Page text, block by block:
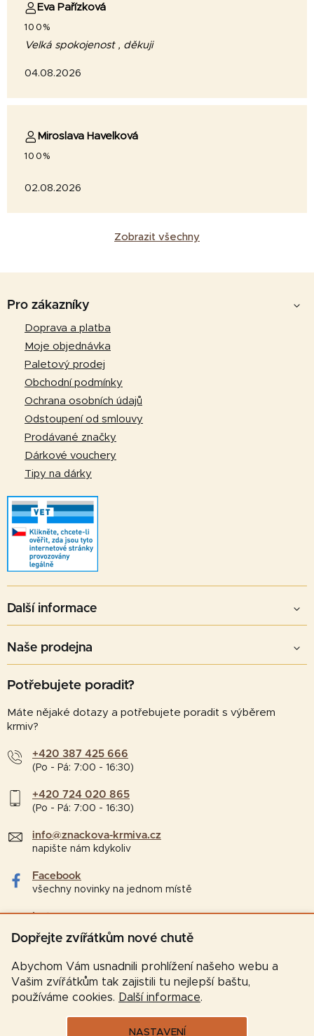
Dopřejte zvířátkům nové chutě
Abychom Vám usnadnili prohlížení našeho webu a
Vašim zvířátkům tak zajistili tu nejlepší baštu,
používáme cookies. Další informace.
NASTAVENÍ
Eva Pařízková
100%
Velká spokojenost , děkuji
04.08.2026
Miroslava Havelková
100%
02.08.2026
Zobrazit všechny
Pro zákazníky
Doprava a platba
Moje objednávka
Paletový prodej
Obchodní podmínky
Ochrana osobních údajů
Odstoupení od smlouvy
Prodávané značky
Dárkové vouchery
Tipy na dárky
Další informace
Naše prodejna
Potřebujete poradit?
Máte nějaké dotazy a potřebujete poradit s výběrem
krmiv?
+420 387 425 666
(Po - Pá: 7:00 - 16:30)
+420 724 020 865
(Po - Pá: 7:00 - 16:30)
info@znackova-krmiva.cz
napište nám kdykoliv
Facebook
všechny novinky na jednom místě
Instagram
tipy a zajímavosti pro chovatele